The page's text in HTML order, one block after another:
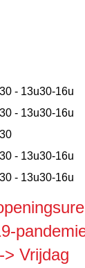
- 13u30-16u
- 13u30-16u
- 13u30-16u
- 13u30-16u
> Vrijdag